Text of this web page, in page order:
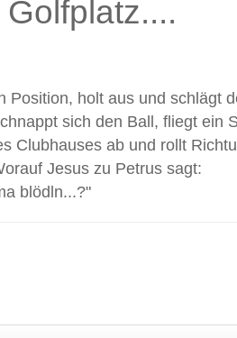
Position, holt aus und schlägt
sich den Ball, fliegt
Clubhauses ab und rollt
Jesus zu Petrus sagt:
blödln...?"